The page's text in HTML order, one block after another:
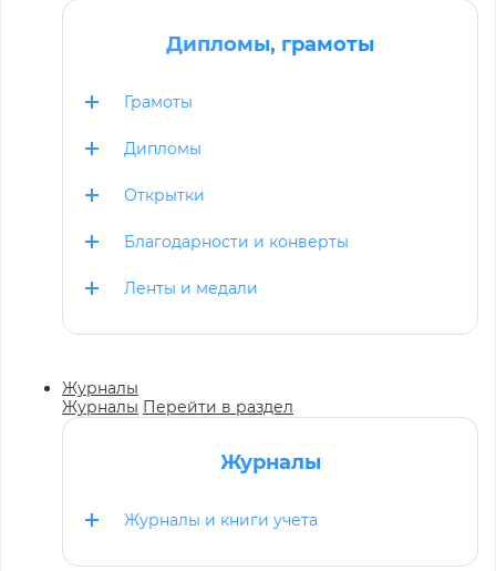
Дипломы, грамоты
Грамоты
Дипломы
Открытки
Благодарности и конверты
Ленты и медали
Журналы
Журналы Перейти в раздел
Журналы
Журналы и книги учета